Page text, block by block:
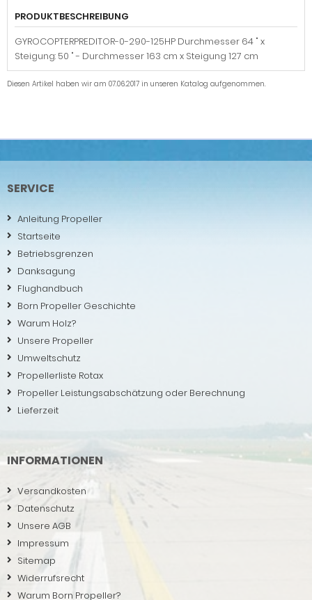
PRODUKTBESCHREIBUNG
GYROCOPTERPREDITOR-0-290-125HP Durchmesser 64 " x
Steigung: 50 " - Durchmesser 163 cm x Steigung 127 cm
Diesen Artikel haben wir am 07.06.2017 in unseren Katalog aufgenommen.
SERVICE
Anleitung Propeller
Startseite
Betriebsgrenzen
Danksagung
Flughandbuch
Born Propeller Geschichte
Warum Holz?
Unsere Propeller
Umweltschutz
Propellerliste Rotax
Propeller Leistungsabschätzung oder Berechnung
Lieferzeit
INFORMATIONEN
Versandkosten
Datenschutz
Unsere AGB
Impressum
Sitemap
Widerrufsrecht
Warum Born Propeller?